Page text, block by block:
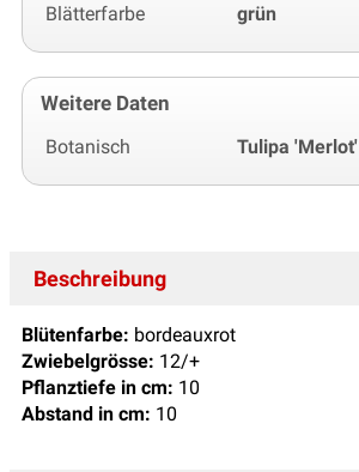
Blätterfarbe grün
Weitere Daten
Botanisch Tulipa 'Merlot'
Beschreibung
Blütenfarbe: bordeauxrot
Zwiebelgrösse: 12/+
Pflanztiefe in cm: 10
Abstand in cm: 10